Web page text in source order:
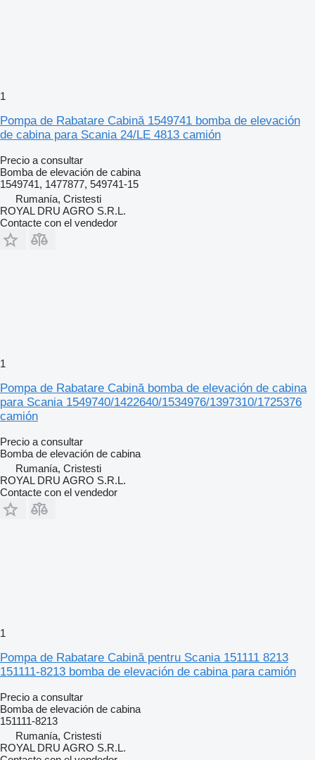
1
Pompa de Rabatare Cabină 1549741 bomba de elevación
de cabina para Scania 24/LE 4813 camión
Precio a consultar
Bomba de elevación de cabina
1549741, 1477877, 549741-15
Rumanía, Cristesti
ROYAL DRU AGRO S.R.L.
Contacte con el vendedor
1
Pompa de Rabatare Cabină bomba de elevación de cabina
para Scania 1549740/1422640/1534976/1397310/1725376
camión
Precio a consultar
Bomba de elevación de cabina
Rumanía, Cristesti
ROYAL DRU AGRO S.R.L.
Contacte con el vendedor
1
Pompa de Rabatare Cabină pentru Scania 151111 8213
151111-8213 bomba de elevación de cabina para camión
Precio a consultar
Bomba de elevación de cabina
151111-8213
Rumanía, Cristesti
ROYAL DRU AGRO S.R.L.